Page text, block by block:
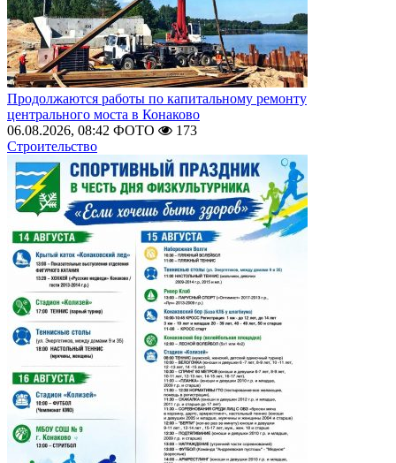
Продолжаются работы по капитальному ремонту
центрального моста в Конаково
06.08.2026, 08:42 ФОТО
173
Строительство